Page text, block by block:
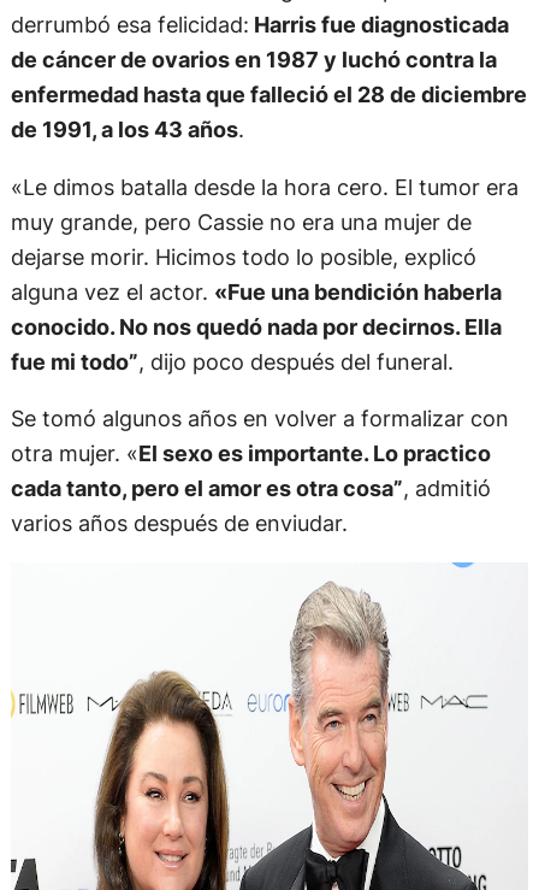
derrumbó esa felicidad: Harris fue diagnosticada
de cáncer de ovarios en 1987 y luchó contra la
enfermedad hasta que falleció el 28 de diciembre
de 1991, a los 43 años.
«Le dimos batalla desde la hora cero. El tumor era
muy grande, pero Cassie no era una mujer de
dejarse morir. Hicimos todo lo posible, explicó
alguna vez el actor. «Fue una bendición haberla
conocido. No nos quedó nada por decirnos. Ella
fue mi todo”, dijo poco después del funeral.
Se tomó algunos años en volver a formalizar con
otra mujer. «El sexo es importante. Lo practico
cada tanto, pero el amor es otra cosa”, admitió
varios años después de enviudar.